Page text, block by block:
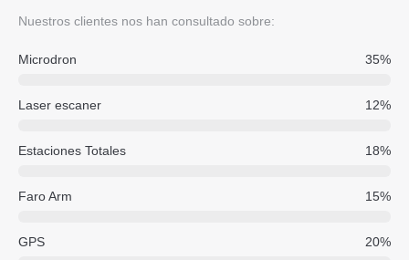
Nuestros clientes nos han consultado sobre:
Microdron 35%
Laser escaner 12%
Estaciones Totales 18%
Faro Arm 15%
GPS 20%